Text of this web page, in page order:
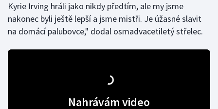
Lyže a snowboard
Moderní pětiboj
Kyrie Irving hráli jako nikdy předtím, ale my jsme
nakonec byli ještě lepší a jsme mistři. Je úžasné slavit
na domácí palubovce," dodal osmadvacetiletý střelec.
Nahrávám video